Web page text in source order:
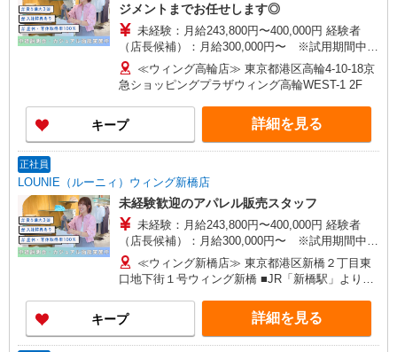
ジメントまでお任せします◎
未経験：月給243,800円〜400,000円 経験者
（店長候補）：月給300,000円〜 ※試用期間中は
270,000円〜 ★固定残業手当：30,800円（月給に
含む） ※経験・能力考慮 ※固定残業時間は1ヶ月
あたり20時間、超過時は追加で残業手当支給 ※月
3万円まで交通費支給 ※試用期間（2〜3ヶ月）も
同条件 【手当】固定残業手当／資格手当／店舗職
制手当／住宅手当（実家外かつ賃貸の場合のみ別
当の種類はエリアにより異なります。詳細は面接
時にお尋ねください。
≪ウィング高輪店≫ 東京都港区高輪4-10-18京
急ショッピングプラザウィング高輪WEST-1 2F
キープ 詳細を見る
正社員
LOUNIE（ルーニィ）ウィング新橋店
未経験歓迎のアパレル販売スタッフ
未経験：月給243,800円〜400,000円 経験者
（店長候補）：月給300,000円〜 ※試用期間中は
270,000円〜 ★固定残業手当：30,800円（月給に
含む） ※経験・能力考慮 ※固定残業時間は1ヶ月
あたり20時間、超過時は追加で残業手当支給 ※月
3万円まで交通費支給 ※試用期間（2〜3ヶ月）も
同条件 【手当】固定残業手当／資格手当／店舗職
制手当／住宅手当（実家外かつ賃貸の場合のみ別
≪ウィング新橋店≫ 東京都港区新橋２丁目東
口地下街１号ウィング新橋 ■JR「新橋駅」より直
り徒歩2分
キープ 詳細を見る